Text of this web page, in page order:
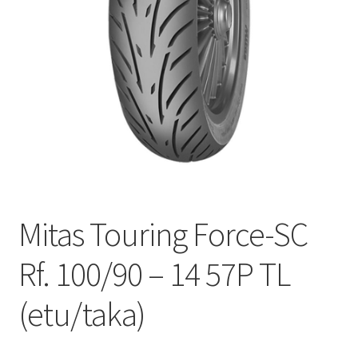
Mitas Touring Force-SC
Rf. 100/90 – 14 57P TL
(etu/taka)